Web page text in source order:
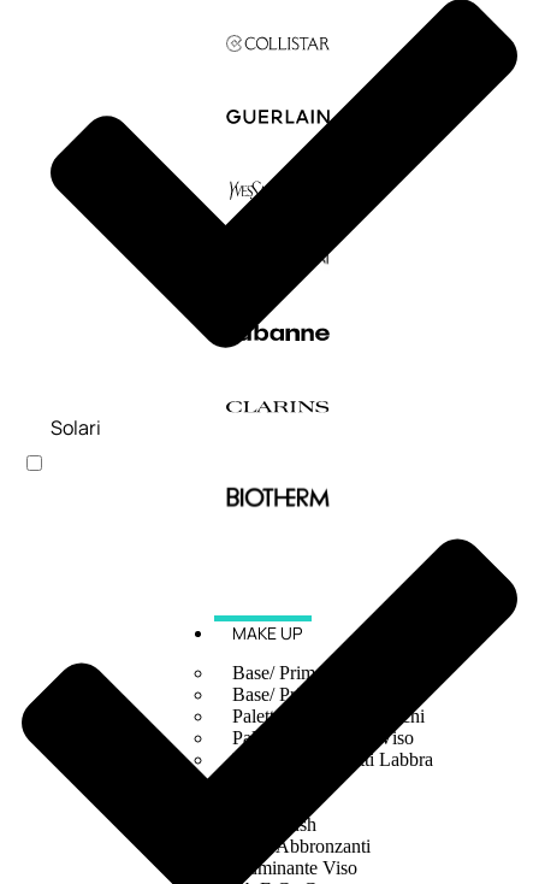
MAKE UP
Base/ Primer Occhi
Base/ Primer Viso
Palette E Cofanetti Occhi
Palette E Cofanetti Viso
Palette E Cofanetti Labbra
Fard/Blush
Terre Abbronzanti
Illuminante Viso
Solari